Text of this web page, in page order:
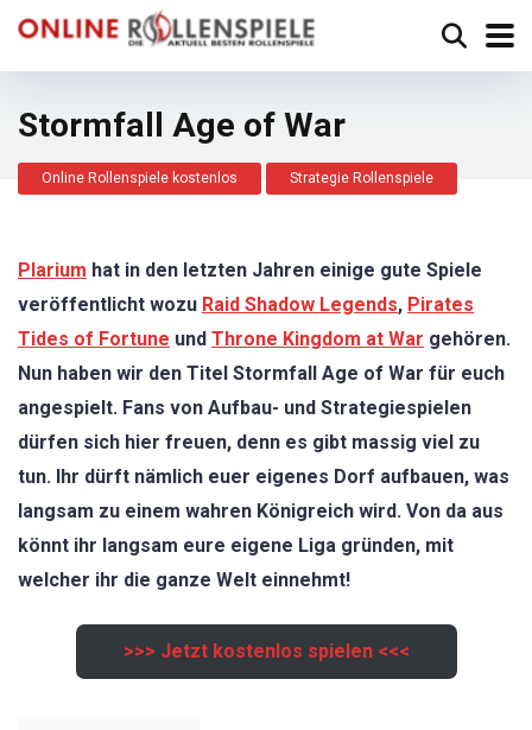
Stormfall Age of War
Online Rollenspiele kostenlos Strategie Rollenspiele
Plarium hat in den letzten Jahren einige gute Spiele
veröffentlicht wozu Raid Shadow Legends, Pirates
Tides of Fortune und Throne Kingdom at War gehören.
Nun haben wir den Titel Stormfall Age of War für euch
angespielt. Fans von Aufbau- und Strategiespielen
dürfen sich hier freuen, denn es gibt massig viel zu
tun. Ihr dürft nämlich euer eigenes Dorf aufbauen, was
langsam zu einem wahren Königreich wird. Von da aus
könnt ihr langsam eure eigene Liga gründen, mit
welcher ihr die ganze Welt einnehmt!
>>> Jetzt kostenlos spielen <<<